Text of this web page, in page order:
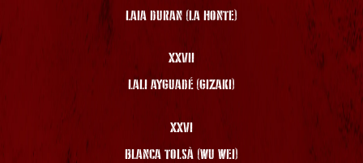
LAIA DURAN (LA HONTE)
XXVII
LALI AYGUADÉ (GIZAKI)
XXVI
BLANCA TOLSÀ (WU WEI)